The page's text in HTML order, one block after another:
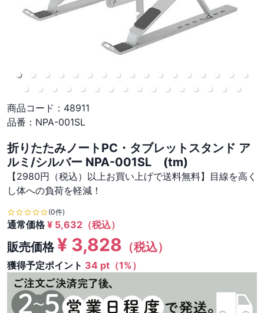
商品コード： 48911
品番： NPA-001SL
折りたたみノートPC・タブレットスタンド ア
ルミ/シルバー NPA-001SL (tm)
【2980円（税込）以上お買い上げで送料無料】目線を高く
し体への負荷を軽減！
(0件)
通常価格¥ 5,632 （税込）
販売価格¥ 3,828 （税込）
獲得予定ポイント 34 pt（1%）